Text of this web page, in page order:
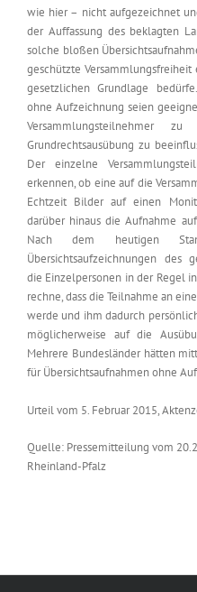
wie hier – nicht aufgezeichnet
der Auffassung des beklagten
solche bloßen
geschützte
gesetzlichen Grundlage
ohne Aufzeichnung seien
Grundrechtsausübung zu
Der einzelne
erkennen, ob eine auf die
Echtzeit Bilder auf einen
darüber hinaus die Aufnahme
Nach dem heutigen
Übersichtsaufzeichnungen des
die Einzelpersonen in der Regel
rechne, dass die Teilnahme an
werde und ihm dadurch
möglicherweise auf die
Mehrere Bundesländer hätten
für Übersichtsaufnahmen ohne
Urteil vom 5. Februar 2015,
Quelle: Pressemitteilung vom
Rheinland-Pfalz